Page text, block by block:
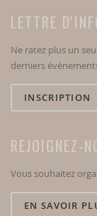
LETTRE
Ne ratez plus un
derniers
INSCRIPTION
REJOIGNEZ-
Vous souhaitez
EN SAVOIR